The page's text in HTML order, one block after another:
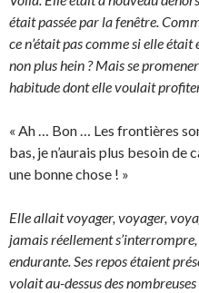
était passée par la fenêtre.
ce n’était pas comme si elle
non plus hein ? Mais se
habitude dont elle voulait
« Ah … Bon … Les frontières
bas, je n’aurais plus besoin de
une bonne chose ! »
Elle allait voyager, voyager,
jamais réellement
endurante. Ses repos étaient
volait au-dessus des